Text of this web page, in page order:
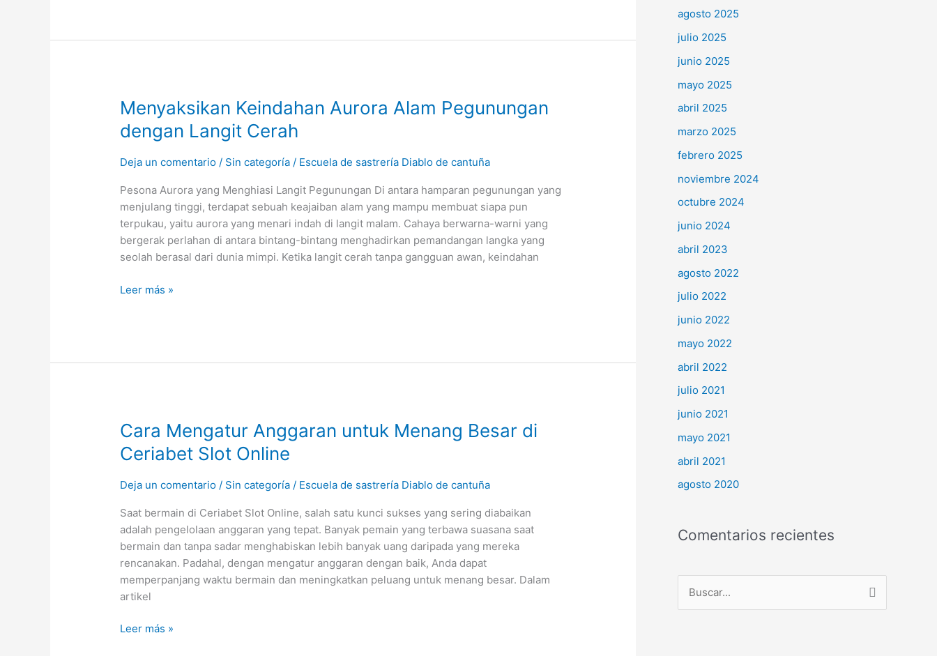
Menyaksikan Keindahan Aurora Alam Pegunungan
dengan Langit Cerah
Deja un comentario / Sin categoría / Escuela de sastrería Diablo de cantuña
Pesona Aurora yang Menghiasi Langit Pegunungan Di antara hamparan pegunungan yang
menjulang tinggi, terdapat sebuah keajaiban alam yang mampu membuat siapa pun
terpukau, yaitu aurora yang menari indah di langit malam. Cahaya berwarna-warni yang
bergerak perlahan di antara bintang-bintang menghadirkan pemandangan langka yang
seolah berasal dari dunia mimpi. Ketika langit cerah tanpa gangguan awan, keindahan
Menyaksikan
Keindahan
Aurora
Pegunungan
dengan
Langit
Cerah
Leer más »
Cara Mengatur Anggaran untuk Menang Besar di
Ceriabet Slot Online
Deja un comentario / Sin categoría / Escuela de sastrería Diablo de cantuña
Saat bermain di Ceriabet Slot Online, salah satu kunci sukses yang sering diabaikan
adalah pengelolaan anggaran yang tepat. Banyak pemain yang terbawa suasana saat
bermain dan tanpa sadar menghabiskan lebih banyak uang daripada yang mereka
rencanakan. Padahal, dengan mengatur anggaran dengan baik, Anda dapat
memperpanjang waktu bermain dan meningkatkan peluang untuk menang besar. Dalam
artikel
Cara
Anggaran
Menang
Besar
di
Ceriabet
Slot
Online
Leer más »
agosto 2025
julio 2025
junio 2025
mayo 2025
abril 2025
marzo 2025
febrero 2025
noviembre 2024
octubre 2024
junio 2024
abril 2023
agosto 2022
julio 2022
junio 2022
mayo 2022
abril 2022
julio 2021
junio 2021
mayo 2021
abril 2021
agosto 2020
Comentarios recientes